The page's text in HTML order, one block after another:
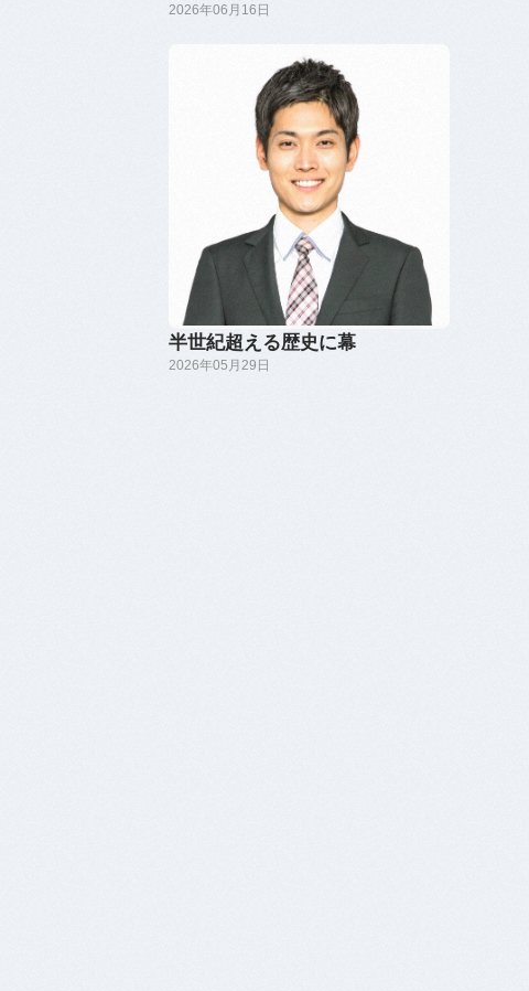
2026年06月16日
半世紀超える歴史に幕
2026年05月29日